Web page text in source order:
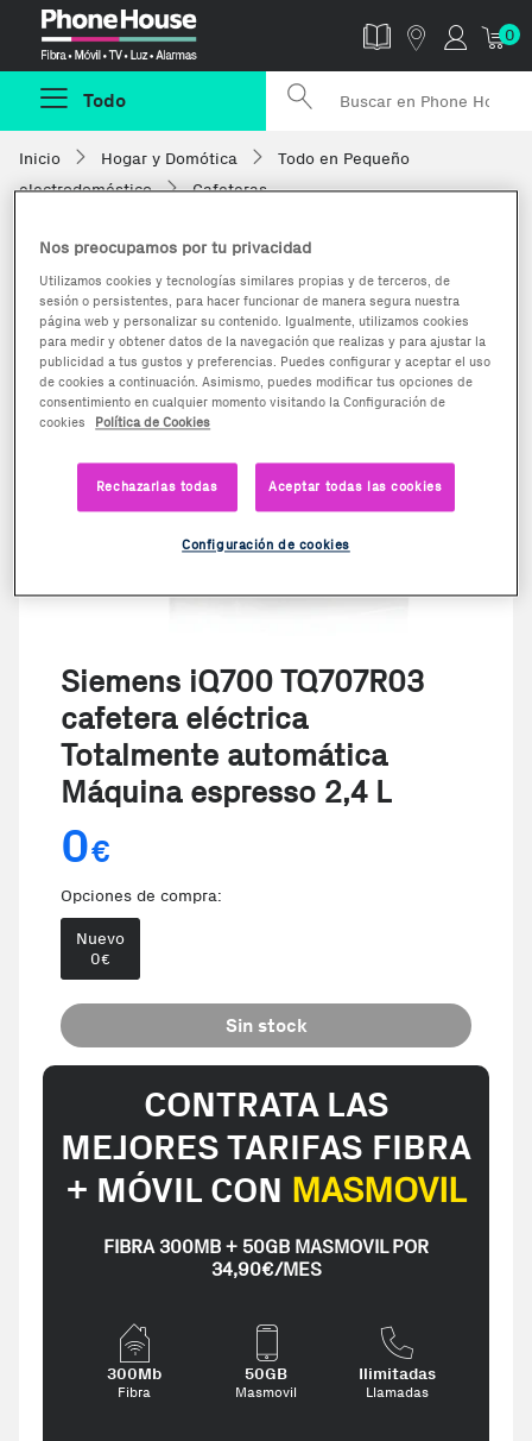
0
Todo
Inicio Hogar y Domótica
Todo en Pequeño
electrodoméstico
Cafeteras
Siemens iQ700 TQ707R03
cafetera eléctrica
Totalmente automática
Máquina espresso 2,4 L
0€
Opciones de compra:
Nuevo
0€
Sin stock
CONTRATA LAS
MEJORES TARIFAS FIBRA
+ MÓVIL CON MASMOVIL
FIBRA 300MB + 50GB MASMOVIL POR
34,90€/MES
300Mb
Fibra
50GB
Masmovil
Ilimitadas
Llamadas
Nos preocupamos por tu privacidad
Utilizamos cookies y tecnologías similares propias y de terceros, de
sesión o persistentes, para hacer funcionar de manera segura nuestra
página web y personalizar su contenido. Igualmente, utilizamos cookies
para medir y obtener datos de la navegación que realizas y para ajustar la
publicidad a tus gustos y preferencias. Puedes configurar y aceptar el uso
de cookies a continuación. Asimismo, puedes modificar tus opciones de
consentimiento en cualquier momento visitando la Configuración de
cookies
Política de Cookies
Rechazarlas todas Aceptar todas las cookies
Configuración de cookies